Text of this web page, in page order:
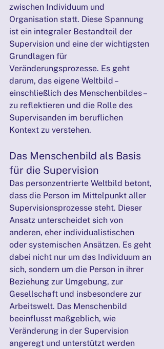
zwischen Individuum und
Organisation statt. Diese Spannung
ist ein integraler Bestandteil der
Supervision und eine der wichtigsten
Grundlagen für
Veränderungsprozesse. Es geht
darum, das eigene Weltbild –
einschließlich des Menschenbildes –
zu reflektieren und die Rolle des
Supervisanden im beruflichen
Kontext zu verstehen.
Das Menschenbild als Basis
für die Supervision
Das personzentrierte Weltbild betont,
dass die Person im Mittelpunkt aller
Supervisionsprozesse steht. Dieser
Ansatz unterscheidet sich von
anderen, eher individualistischen
oder systemischen Ansätzen. Es geht
dabei nicht nur um das Individuum an
sich, sondern um die Person in ihrer
Beziehung zur Umgebung, zur
Gesellschaft und insbesondere zur
Arbeitswelt. Das Menschenbild
beeinflusst maßgeblich, wie
Veränderung in der Supervision
angeregt und unterstützt werden